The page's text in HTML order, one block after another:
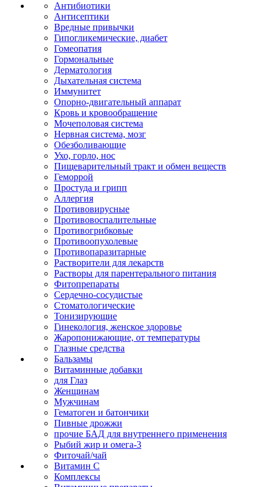
Антибиотики
Антисептики
Вредные привычки
Гипогликемические, диабет
Гомеопатия
Гормональные
Дерматология
Дыхательная система
Иммунитет
Опорно-двигательный аппарат
Кровь и кровообращение
Мочеполовая система
Нервная система, мозг
Обезболивающие
Ухо, горло, нос
Пищеварительный тракт и обмен веществ
Геморрой
Простуда и грипп
Аллергия
Противовирусные
Противовоспалительные
Противогрибковые
Противоопухолевые
Противопаразитарные
Растворители для лекарств
Растворы для парентерального питания
Фитопрепараты
Сердечно-сосудистые
Стоматологические
Тонизирующие
Гинекология, женское здоровье
Жаропонижающие, от температуры
Глазные средства
Бальзамы
Витаминные добавки
для Глаз
Женщинам
Мужчинам
Гематоген и батончики
Пивные дрожжи
прочие БАД для внутреннего применения
Рыбий жир и омега-3
Фиточай/чай
Витамин С
Комплексы